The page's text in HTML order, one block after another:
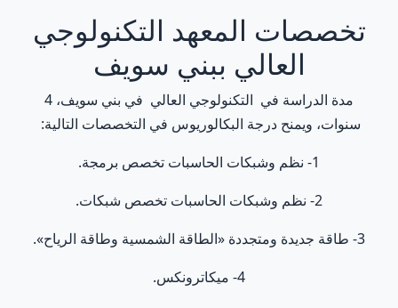
تخصصات المعهد التكنولوجي
العالي ببني سويف
مدة الدراسة في التكنولوجي العالي في بني سويف، 4
سنوات، ويمنح درجة البكالوريوس في التخصصات التالية:
1- نظم وشبكات الحاسبات تخصص برمجة.
2- نظم وشبكات الحاسبات تخصص شبكات.
3- طاقة جديدة ومتجددة «الطاقة الشمسية وطاقة الرياح».
4- ميكاترونكس.